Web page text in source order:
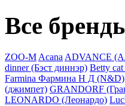
Все
ZOO-M Acana ADVANCE
dinner (Бэст диннэр) Betty cat
Farmina Фармина Н Д (N&D)
(джимпет) GRANDORF
LEONARDO (Леонардо)